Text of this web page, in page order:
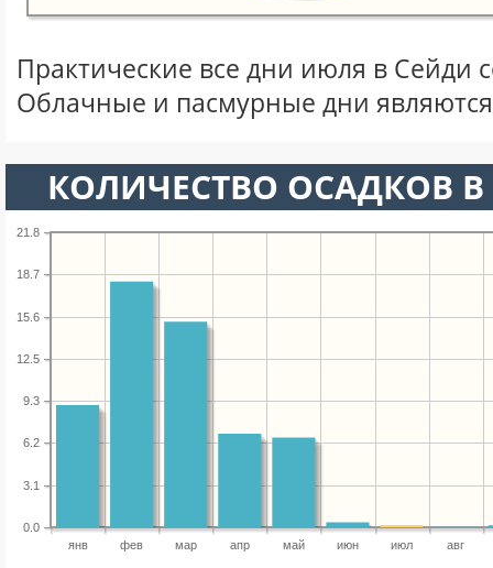
Практические все дни июля в Сейди
Облачные и пасмурные дни
КОЛИЧЕСТВО ОСАДКОВ
янв фев мар апр май июн июл авг
0.0
3.1
6.2
9.3
12.5
15.6
18.7
21.8